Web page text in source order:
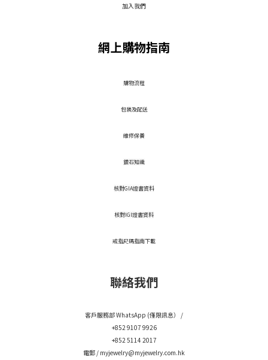
加入我們
網上購物指南
​購物流程
包裝及配送
維修保養
鑽石知識
核對GIA證書資料
核對IGI證書資料
戒指尺碼指南下載
聯絡我們
客戶服務部 WhatsApp (僅限訊息） /
+852 9107 9926
+852 5114 2017
電郵 / myjewelry@myjewelry.com.hk